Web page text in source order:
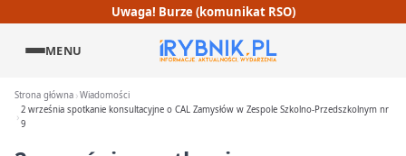
Uwaga! Burze (komunikat RSO)
MENU
Strona główna Wiadomości
2 września spotkanie konsultacyjne o CAL Zamysłów w Zespole Szkolno‑Przedszkolnym nr
9